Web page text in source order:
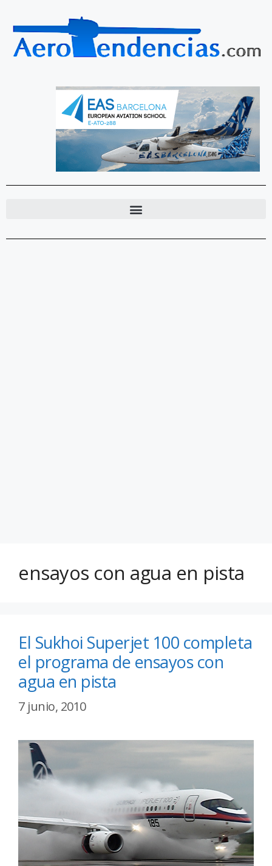
ensayos con agua en pista
El Sukhoi Superjet 100 completa
el programa de ensayos con
agua en pista
7 junio, 2010